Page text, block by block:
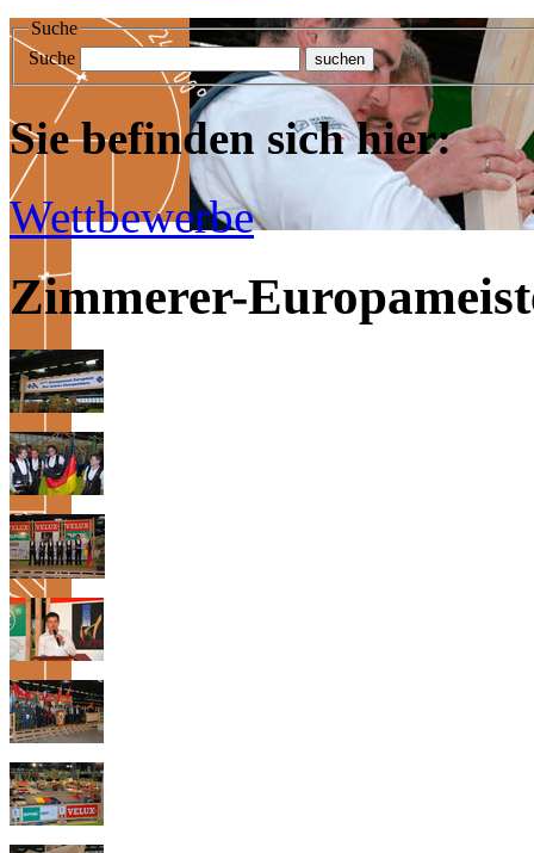
Suche
Suche
Sie befinden sich hier:
Wettbewerbe
Zimmerer-